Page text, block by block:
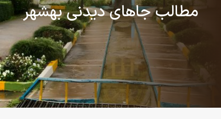
مطالب جاهای دیدنی بهشهر